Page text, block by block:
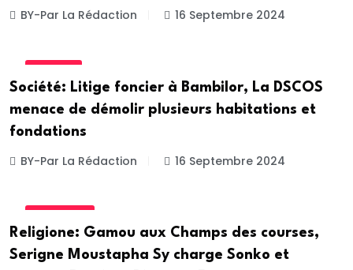
BY-Par La Rédaction 16 Septembre 2024
Société: Litige foncier à Bambilor, La DSCOS
menace de démolir plusieurs habitations et
fondations
BY-Par La Rédaction 16 Septembre 2024
Religione: Gamou aux Champs des courses,
Serigne Moustapha Sy charge Sonko et